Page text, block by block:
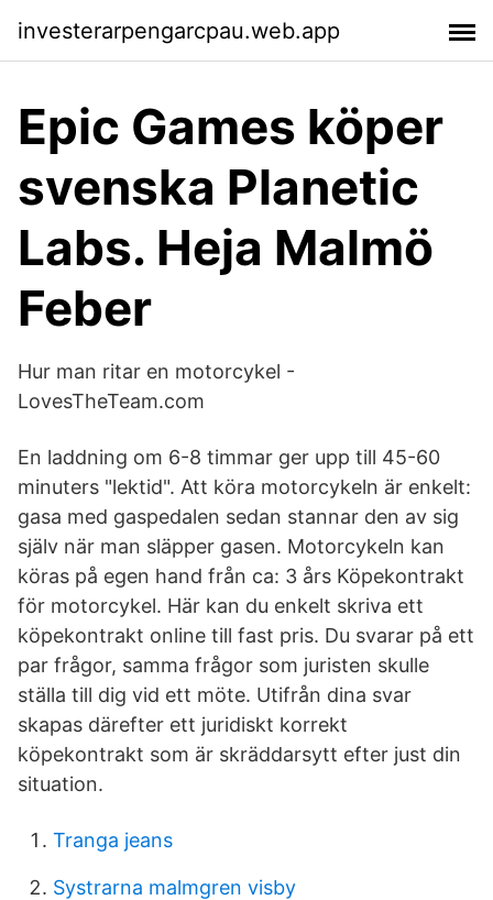
investerarpengarcpau.web.app
Epic Games köper
svenska Planetic
Labs. Heja Malmö
Feber
Hur man ritar en motorcykel -
LovesTheTeam.com
En laddning om 6-8 timmar ger upp till 45-60
minuters "lektid". Att köra motorcykeln är enkelt:
gasa med gaspedalen sedan stannar den av sig
själv när man släpper gasen. Motorcykeln kan
köras på egen hand från ca: 3 års Köpekontrakt
för motorcykel. Här kan du enkelt skriva ett
köpekontrakt online till fast pris. Du svarar på ett
par frågor, samma frågor som juristen skulle
ställa till dig vid ett möte. Utifrån dina svar
skapas därefter ett juridiskt korrekt
köpekontrakt som är skräddarsytt efter just din
situation.
Tranga jeans
Systrarna malmgren visby